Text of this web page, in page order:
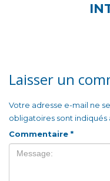
Laisser un
Votre adresse e-mail ne
obligatoires sont indiqués
Commentaire *